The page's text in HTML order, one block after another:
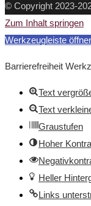
© Copyright 2023-
Zum Inhalt springen
Werkzeugleiste
Barrierefreiheit
Text
Text
Graustufen
Hoher
Heller
Links